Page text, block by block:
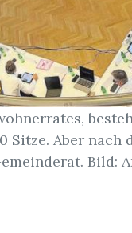
Sitze. Aber nach
Bild: